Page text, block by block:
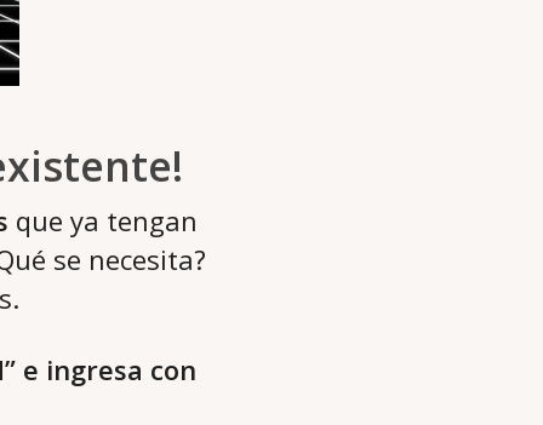
que ya tengan
se necesita?
e ingresa con